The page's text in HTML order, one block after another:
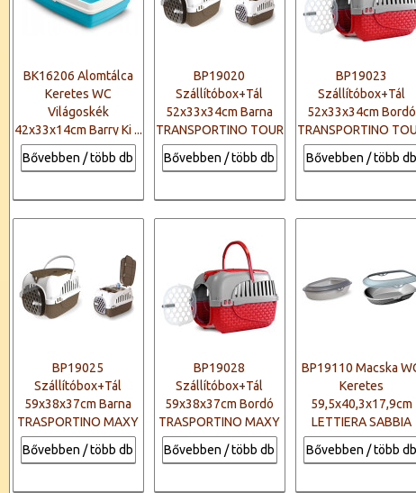
BK16206 Alomtálca
Keretes WC
Világoskék
42x33x14cm Barry Ki ...
Bővebben / több db
BP19020
Szállítóbox+Tál
52x33x34cm Barna
TRANSPORTINO TOUR
Bővebben / több db
BP19023
Szállítóbox+Tál
52x33x34cm Bordó
TRANSPORTINO
Bővebben / több db
BP19025
Szállítóbox+Tál
59x38x37cm Barna
TRASPORTINO MAXY
T ...
Bővebben / több db
BP19028
Szállítóbox+Tál
59x38x37cm Bordó
TRASPORTINO MAXY
T ...
Bővebben / több db
BP19110 Macska
Keretes
59,5x40,3x17,9cm
LETTIERA SABBIA
Bővebben / több db